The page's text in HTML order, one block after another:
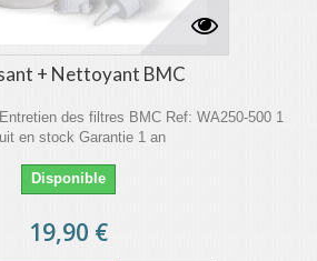
+ Nettoyant BMC
des filtres BMC Ref: WA250-500 1
en stock Garantie 1 an
Disponible
19,90 €